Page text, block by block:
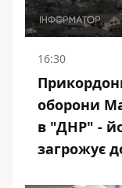
16:30
оборони
в "ДНР" -
загрожує